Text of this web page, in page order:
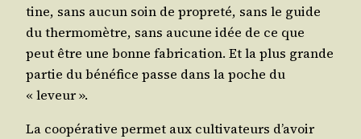
tine, sans aucun soin de pro­pre­té, sans le guide
du ther­mo­mètre, sans aucune idée de ce que
peut être une bonne fabri­ca­tion. Et la plus grande
par­tie du béné­fice passe dans la poche du
« leveur ».
La coopé­ra­tive per­met aux culti­va­teurs d’a­voir